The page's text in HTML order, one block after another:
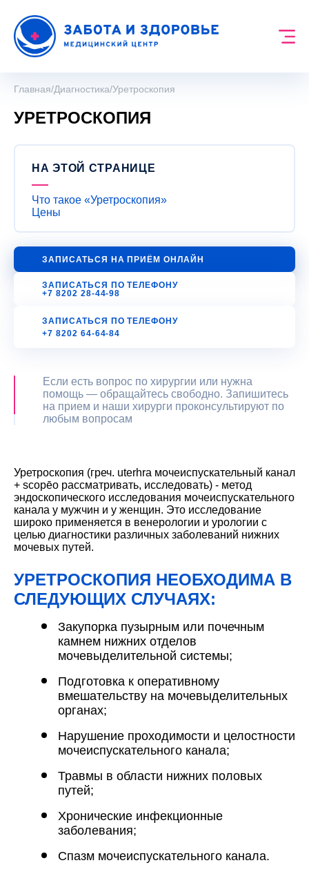
Главная/Диагностика/Уретроскопия
УРЕТРОСКОПИЯ
Уретроскопия (греч. uterhra мочеиспускательный канал
+ scopēo рассматривать, исследовать) - метод
эндоскопического исследования мочеиспускательного
канала у мужчин и у женщин. Это исследование
широко применяется в венерологии и урологии с
целью диагностики различных заболеваний нижних
мочевых путей.
УРЕТРОСКОПИЯ НЕОБХОДИМА В
СЛЕДУЮЩИХ СЛУЧАЯХ:
Закупорка пузырным или почечным
камнем нижних отделов
мочевыделительной системы;
Подготовка к оперативному
вмешательству на мочевыделительных
органах;
Нарушение проходимости и целостности
мочеиспускательного канала;
Травмы в области нижних половых
путей;
Хронические инфекционные
заболевания;
Спазм мочеиспускательного канала.
НА ЭТОЙ СТРАНИЦЕ
Что такое «Уретроскопия»
Цены
ЗАПИСАТЬСЯ НА ПРИЁМ ОНЛАЙН
ЗАПИСАТЬСЯ ПО ТЕЛЕФОНУ
+7 8202 28-44-98
ЗАПИСАТЬСЯ ПО ТЕЛЕФОНУ
+7 8202 64-64-84
Если есть вопрос по хирургии или нужна
помощь — обращайтесь свободно. Запишитесь
на прием и наши хирурги проконсультируют по
любым вопросам